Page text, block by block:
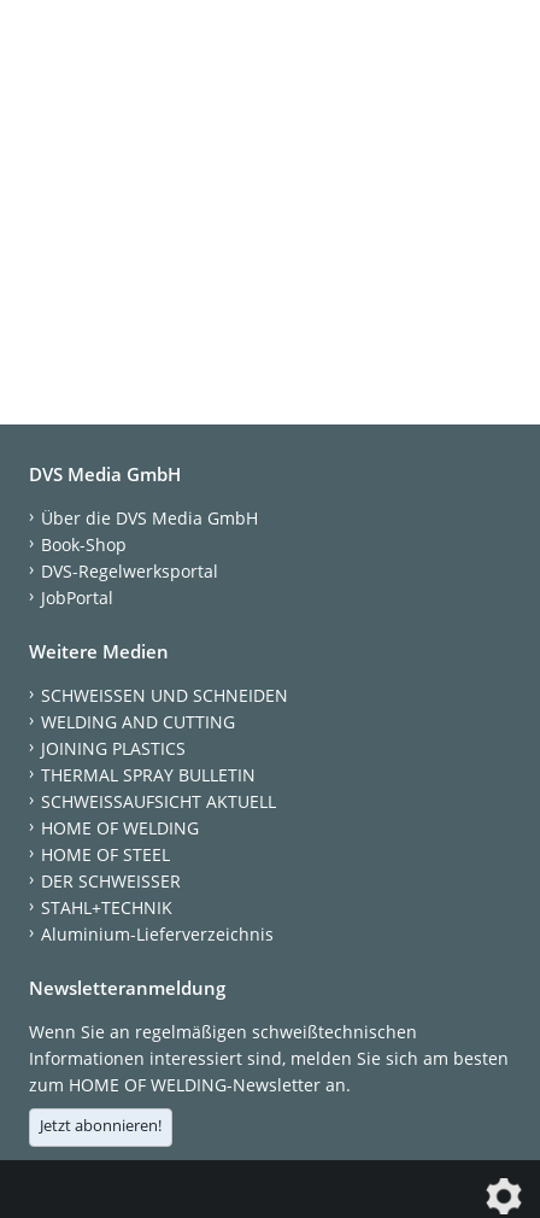
DVS Media GmbH
Über die DVS Media GmbH
Book-Shop
DVS-Regelwerksportal
JobPortal
Weitere Medien
SCHWEISSEN UND SCHNEIDEN
WELDING AND CUTTING
JOINING PLASTICS
THERMAL SPRAY BULLETIN
SCHWEISSAUFSICHT AKTUELL
HOME OF WELDING
HOME OF STEEL
DER SCHWEISSER
STAHL+TECHNIK
Aluminium-Lieferverzeichnis
Newsletteranmeldung
Wenn Sie an regelmäßigen schweißtechnischen
Informationen interessiert sind, melden Sie sich am besten
zum HOME OF WELDING-Newsletter an.
Jetzt abonnieren!